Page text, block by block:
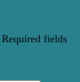
Required fields